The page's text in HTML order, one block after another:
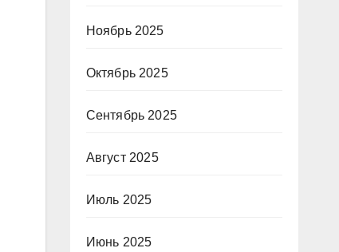
Ноябрь 2025
Октябрь 2025
Сентябрь 2025
Август 2025
Июль 2025
Июнь 2025